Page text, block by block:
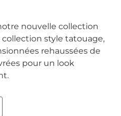
nouvelle collection
style tatouage,
rehaussées de
pour un look